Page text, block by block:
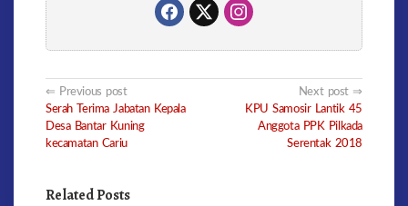
Post
navigation
Previous post
Serah Terima Jabatan Kepala
Desa Bantar Kuning
kecamatan Cariu
Next post
KPU Samosir Lantik 45
Anggota PPK Pilkada
Serentak 2018
Related Posts